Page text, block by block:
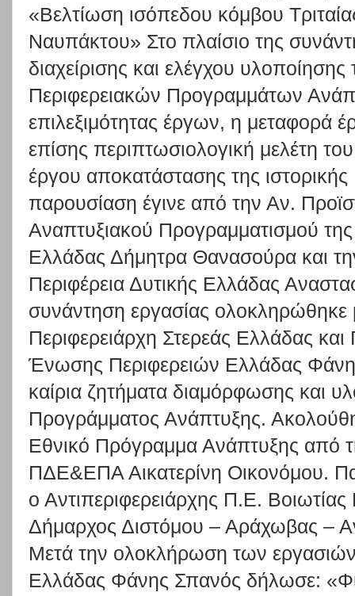
«Βελτίωση ισόπεδου κόμβου
Ναυπάκτου» Στο πλαίσιο της
διαχείρισης και ελέγχου
Περιφερειακών Προγραμμάτων
επιλεξιμότητας έργων, η μεταφορά
επίσης περιπτωσιολογική μελέτη
έργου αποκατάστασης της
παρουσίαση έγινε από την Αν.
Αναπτυξιακού Προγραμματισμού της
Ελλάδας Δήμητρα Θανασούρα και
Περιφέρεια Δυτικής Ελλάδας
συνάντηση εργασίας ολοκληρώθηκε
Περιφερειάρχη Στερεάς Ελλάδας και
Ένωσης Περιφερειών Ελλάδας
καίρια ζητήματα διαμόρφωσης και
Προγράμματος Ανάπτυξης.
Εθνικό Πρόγραμμα Ανάπτυξης από
ΠΔΕ&ΕΠΑ Αικατερίνη Οικονόμου.
ο Αντιπεριφερειάρχης Π.Ε.
Δήμαρχος Διστόμου – Αράχωβας –
Μετά την ολοκλήρωση των
Ελλάδας Φάνης Σπανός δήλωσε: